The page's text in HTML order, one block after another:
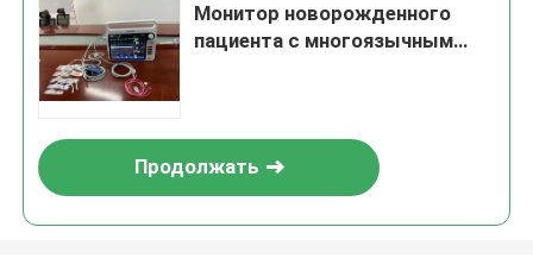
Монитор новорожденного
пациента с многоязычным
Продолжать